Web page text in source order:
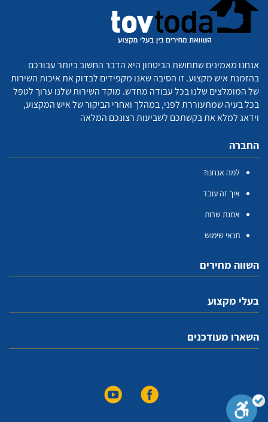
אנחנו מאמינים שתחושת הביטחון היא הדבר החשוב ביותר עבורכם
בהזמנת איש מקצוע. זו הסיבה שאנו מקפידים לבדוק את איכות השירות
של המומלצים שלנו בכל עבודה מחדש. מוקד השירות שלנו ערוך לטפל
בכל בעיה שמתעוררת לפני, במהלך ואחרי הביקור של איש המקצוע,
וידאג למלא את בקשתכם לשביעות רצונכם המלאה
החברה
למה אנחנו?
איך זה עובד
אמנת שרות
תנאי שימוש
השווה מחירים
בעלי מקצוע
השארו מעודכנים